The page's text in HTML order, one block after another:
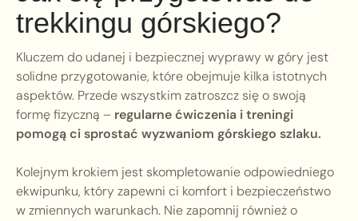
trekkingu górskiego?
Kluczem do udanej i bezpiecznej wyprawy w góry jest
solidne przygotowanie, które obejmuje kilka istotnych
aspektów. Przede wszystkim zatroszcz się o swoją
formę fizyczną – regularne ćwiczenia i treningi
pomogą ci sprostać wyzwaniom górskiego szlaku.
Kolejnym krokiem jest skompletowanie odpowiedniego
ekwipunku, który zapewni ci komfort i bezpieczeństwo
w zmiennych warunkach. Nie zapomnij również o